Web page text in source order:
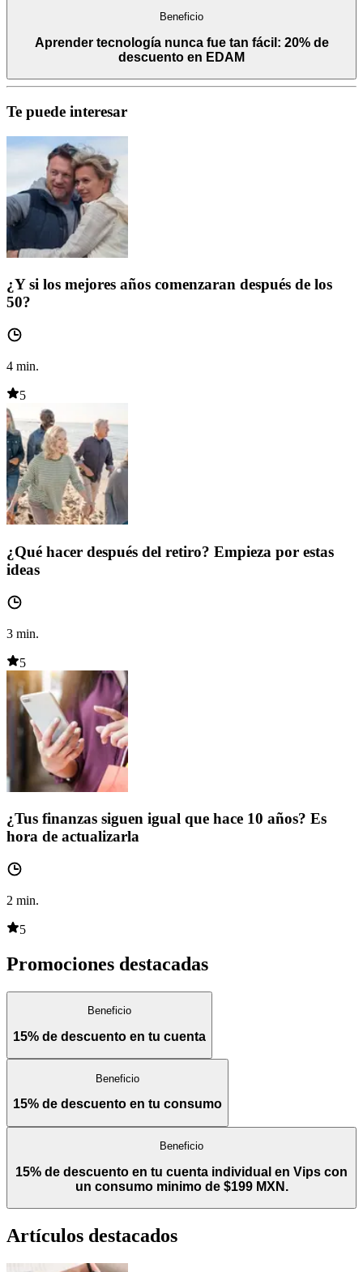
Beneficio
Aprender tecnología nunca fue tan fácil: 20% de
descuento en EDAM
Te puede interesar
¿Y si los mejores años comenzaran después de los
50?
4 min.
5
¿Qué hacer después del retiro? Empieza por estas
ideas
3 min.
5
¿Tus finanzas siguen igual que hace 10 años? Es
hora de actualizarla
2 min.
5
Promociones destacadas
Beneficio
15% de descuento en tu cuenta
Beneficio
15% de descuento en tu consumo
Beneficio
15% de descuento en tu cuenta individual en Vips con
un consumo minimo de $199 MXN.
Artículos destacados